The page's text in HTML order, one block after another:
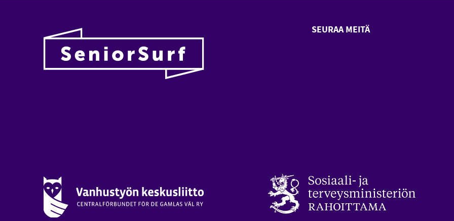
SEURAA MEITÄ
Vanhustyön keskusliitto (avautuu uuteen ikkunaan)